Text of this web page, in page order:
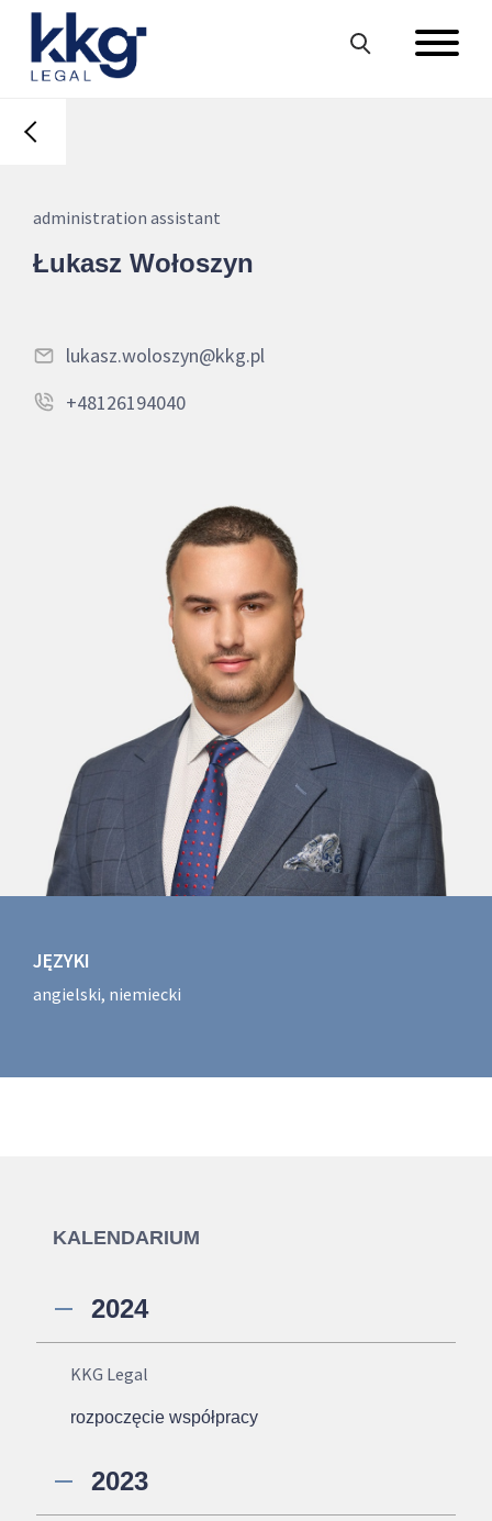
administration assistant
Łukasz Wołoszyn
lukasz.woloszyn@kkg.pl
+48126194040
JĘZYKI
angielski, niemiecki
KALENDARIUM
2024
KKG Legal
rozpoczęcie współpracy
2023